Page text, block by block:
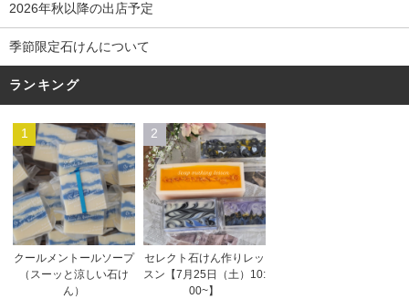
2026年秋以降の出店予定
季節限定石けんについて
ランキング
1
クールメントールソープ
（スーッと涼しい石け
ん）
2
セレクト石けん作りレッ
スン【7月25日（土）10:
00~】